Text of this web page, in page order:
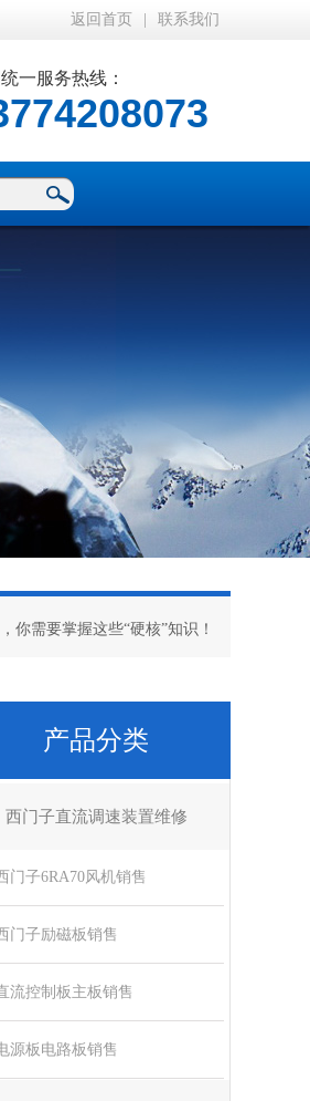
返回首页 联系我们
一服务热线：
你需要掌握这些“硬核”知识！
产品分类
西门子直流调速装置维修
门子6RA70风机销售
门子励磁板销售
流控制板主板销售
源板电路板销售